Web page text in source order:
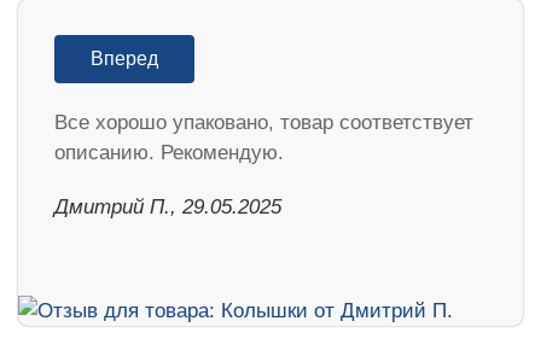
Вперед
Все хорошо упаковано, товар соответствует
описанию. Рекомендую.
Дмитрий П., 29.05.2025